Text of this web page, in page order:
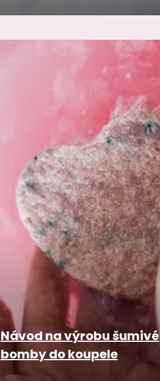
Návod na výrobu šumivé
bomby do koupele